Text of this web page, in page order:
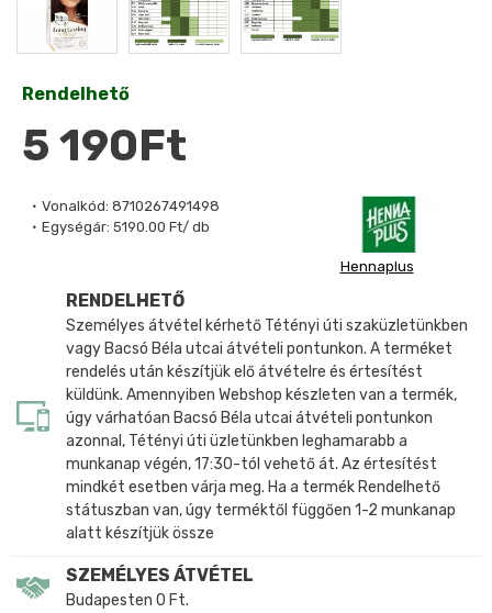
Vonalkód: 8710267491498
Egységár: 5190.00 Ft/ db
Hennaplus
Rendelhető
5 190Ft
RENDELHETŐ
Személyes átvétel kérhető Tétényi úti szaküzletünkben
vagy Bacsó Béla utcai átvételi pontunkon. A terméket
rendelés után készítjük elő átvételre és értesítést
küldünk. Amennyiben Webshop készleten van a termék,
úgy várhatóan Bacsó Béla utcai átvételi pontunkon
azonnal, Tétényi úti üzletünkben leghamarabb a
munkanap végén, 17:30-tól vehető át. Az értesítést
mindkét esetben várja meg. Ha a termék Rendelhető
státuszban van, úgy terméktől függően 1-2 munkanap
alatt készítjük össze
SZEMÉLYES ÁTVÉTEL
Budapesten 0 Ft.